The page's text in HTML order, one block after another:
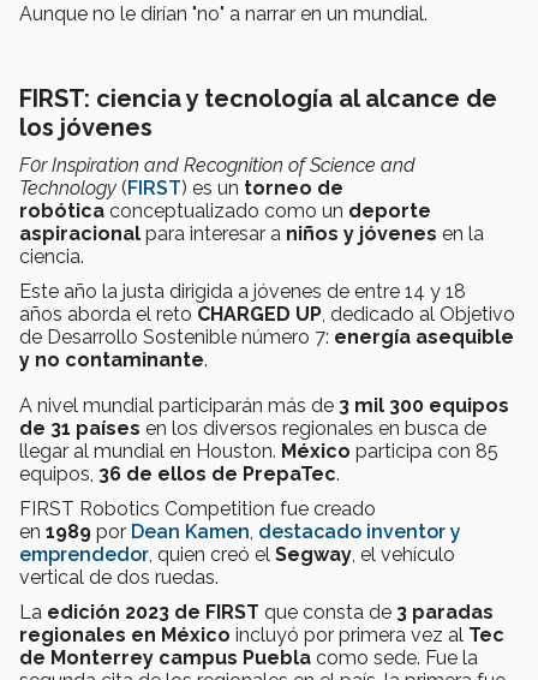
Aunque no le dirían "no" a narrar en un mundial.
FIRST: ciencia y tecnología al alcance de
los jóvenes
F0r Inspiration and Recognition of Science and
Technology (FIRST) es un torneo de
robótica conceptualizado como un deporte
aspiracional para interesar a niños y jóvenes en la
ciencia.
Este año la justa dirigida a jóvenes de entre 14 y 18
años aborda el reto CHARGED UP, dedicado al Objetivo
de Desarrollo Sostenible número 7: energía asequible
y no contaminante.
A nivel mundial participarán más de 3 mil 300 equipos
de 31 países en los diversos regionales en busca de
llegar al mundial en Houston. México participa con 85
equipos, 36 de ellos de PrepaTec.
FIRST Robotics Competition fue creado
en 1989 por Dean Kamen, destacado inventor y
emprendedor, quien creó el Segway, el vehículo
vertical de dos ruedas.
La edición 2023 de FIRST que consta de 3 paradas
regionales en México incluyó por primera vez al Tec
de Monterrey campus Puebla como sede. Fue la